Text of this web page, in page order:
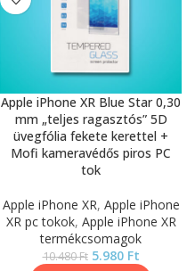
Apple iPhone XR Blue Star 0,30
mm „teljes ragasztós” 5D
üvegfólia fekete kerettel +
Mofi kameravédős piros PC
tok
Apple iPhone XR, Apple iPhone
XR pc tokok, Apple iPhone XR
termékcsomagok
10.480Ft 5.980 Ft